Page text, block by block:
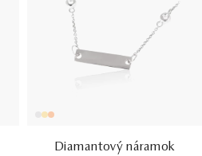
Diamantový náramok